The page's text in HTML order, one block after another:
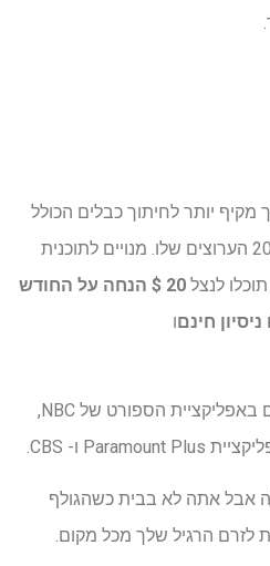
מקיף יותר לחיתוך כבלים הכולל
את ערוץ הגולף ו- CBS מבין 200 הערוצים שלו. מנויים לתוכנית
20 $ הנחה על החודש
ניסיון חינםו
זרמי ערוצי הגולף יובאו מדומים באפליקציית הספורט של NBC,
אבל אתה לא בבית כשהגולף
לזרם הרגיל שלך מכל מקום.